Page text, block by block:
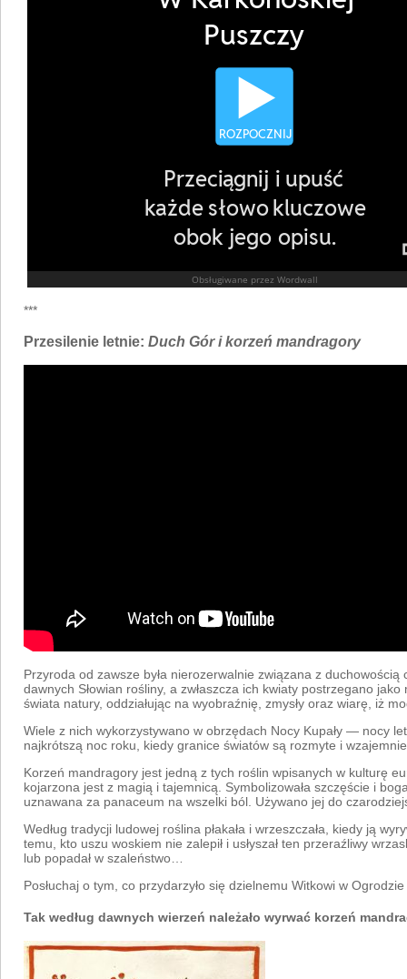
***
Przesilenie letnie: Duch Gór i korzeń mandragory
Przyroda od zawsze była nierozerwalnie związana z duchowością
dawnych Słowian rośliny, a zwłaszcza ich kwiaty postrzegano
świata natury, oddziałując na wyobraźnię, zmysły oraz wiarę, iż
Wiele z nich wykorzystywano w obrzędach Nocy Kupały — nocy
najkrótszą noc roku, kiedy granice światów są rozmyte i
Korzeń mandragory jest jedną z tych roślin wpisanych w kulturę
kojarzona jest z magią i tajemnicą. Symbolizowała szczęście i
uznawana za panaceum na wszelki ból. Używano jej do
Według tradycji ludowej roślina płakała i wrzeszczała, kiedy ją
temu, kto uszu woskiem nie zalepił i usłyszał ten przeraźliwy
lub popadał w szaleństwo…
Posłuchaj o tym, co przydarzyło się dzielnemu Witkowi w
Tak według dawnych wierzeń należało wyrwać korzeń